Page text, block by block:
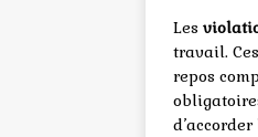
Les
travail.
repos